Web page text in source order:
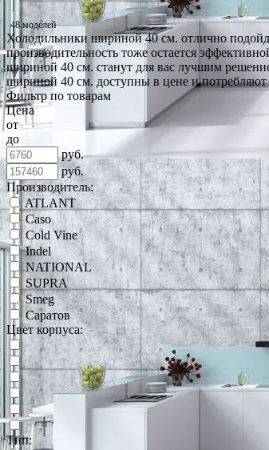
48 моделей
Холодильники шириной 40 см. отлично
производительность тоже остается
шириной 40 см. станут для вас лучшим
шириной 40 см. доступны в цене и потребляют
Фильтр по товарам
Цена
от
до
руб.
руб.
Производитель:
ATLANT
Caso
Cold Vine
Indel
NATIONAL
SUPRA
Smeg
Саратов
Цвет корпуса:
Тип: